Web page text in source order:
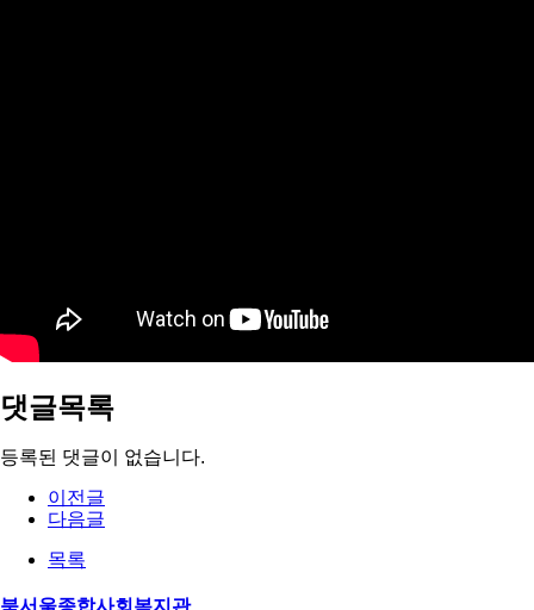
댓글목록
등록된 댓글이 없습니다.
이전글
다음글
목록